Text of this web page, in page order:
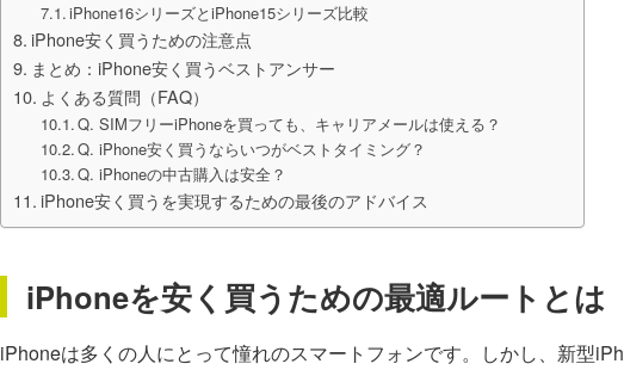
iPhone16シリーズとiPhone15シリーズ比較
iPhone安く買うための注意点
まとめ：iPhone安く買うベストアンサー
よくある質問（FAQ）
Q. SIMフリーiPhoneを買っても、キャリアメールは使える？
Q. iPhone安く買うならいつがベストタイミング？
Q. iPhoneの中古購入は安全？
iPhone安く買うを実現するための最後のアドバイス
iPhoneを安く買うための最適ルートとは
iPhoneは多くの人にとって憧れのスマートフォンです。しかし、新型